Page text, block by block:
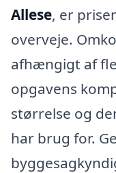
Allese, er
overveje.
afhængigt af
opgavens
størrelse og
har brug for.